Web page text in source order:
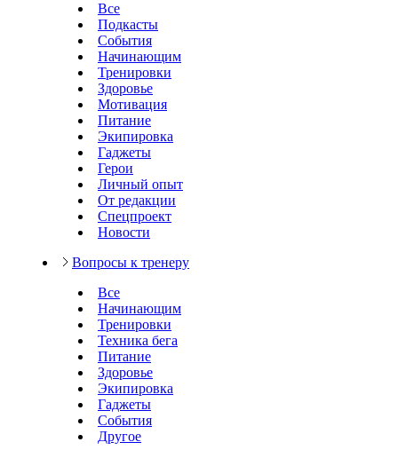
Все
Подкасты
События
Начинающим
Тренировки
Здоровье
Мотивация
Питание
Экипировка
Гаджеты
Герои
Личный опыт
От редакции
Спецпроект
Новости
Вопросы к тренеру
Все
Начинающим
Тренировки
Техника бега
Питание
Здоровье
Экипировка
Гаджеты
События
Другое